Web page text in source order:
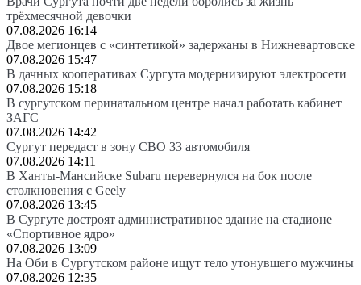
трёхмесячной девочки
07.08.2026 16:14
Двое мегионцев с «синтетикой» задержаны в Нижневартовске
07.08.2026 15:47
В дачных кооперативах Сургута модернизируют электросети
07.08.2026 15:18
В сургутском перинатальном центре начал работать кабинет
ЗАГС
07.08.2026 14:42
Сургут передаст в зону СВО 33 автомобиля
07.08.2026 14:11
В Ханты-Мансийске Subaru перевернулся на бок после
столкновения с Geely
07.08.2026 13:45
В Сургуте достроят административное здание на стадионе
«Спортивное ядро»
07.08.2026 13:09
На Оби в Сургутском районе ищут тело утонувшего мужчины
07.08.2026 12:35